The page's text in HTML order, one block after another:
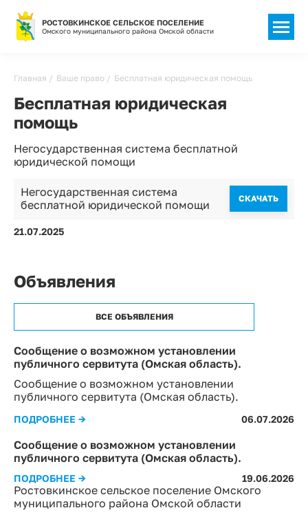
РОСТОВКИНСКОЕ СЕЛЬСКОЕ ПОСЕЛЕНИЕ
Омского муниципального района Омской области
Ростовкинское сельское поселение Омского
муниципального района Омской области
Строка
навигации
Главная Ваше право Бесплатная юридическая помощь
Бесплатная юридическая
помощь
Негосударственная система бесплатной
юридической помощи
Негосударственная система
бесплатной юридической помощи
CКАЧАТЬ
21.07.2025
Объявления
ВСЕ ОБЪЯВЛЕНИЯ
Сообщение о возможном установлении
публичного сервитута (Омская область).
Сообщение о возможном установлении
публичного сервитута (Омская область).
ПОДРОБНЕЕ → 06.07.2026
Сообщение о возможном установлении
публичного сервитута (Омская область).
ПОДРОБНЕЕ → 19.06.2026